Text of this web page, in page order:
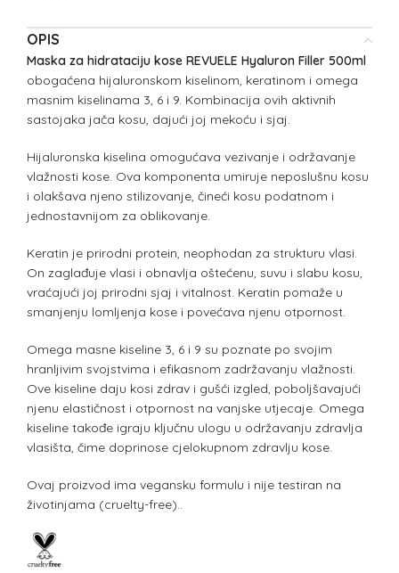
OPIS
Maska za hidrataciju kose REVUELE Hyaluron Filler 500ml
obogaćena hijaluronskom kiselinom, keratinom i omega
masnim kiselinama 3, 6 i 9. Kombinacija ovih aktivnih
sastojaka jača kosu, dajući joj mekoću i sjaj.
Hijaluronska kiselina omogućava vezivanje i održavanje
vlažnosti kose. Ova komponenta umiruje neposlušnu kosu
i olakšava njeno stilizovanje, čineći kosu podatnom i
jednostavnijom za oblikovanje.
Keratin je prirodni protein, neophodan za strukturu vlasi.
On zaglađuje vlasi i obnavlja oštećenu, suvu i slabu kosu,
vraćajući joj prirodni sjaj i vitalnost. Keratin pomaže u
smanjenju lomljenja kose i povećava njenu otpornost.
Omega masne kiseline 3, 6 i 9 su poznate po svojim
hranljivim svojstvima i efikasnom zadržavanju vlažnosti.
Ove kiseline daju kosi zdrav i gušći izgled, poboljšavajući
njenu elastičnost i otpornost na vanjske utjecaje. Omega
kiseline takođe igraju ključnu ulogu u održavanju zdravlja
vlasišta, čime doprinose cjelokupnom zdravlju kose.
Ovaj proizvod ima vegansku formulu i nije testiran na
životinjama (cruelty-free)..